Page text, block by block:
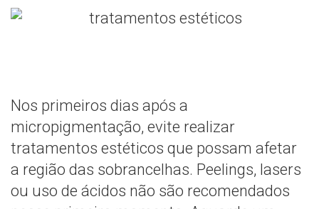
Nos primeiros dias após a
micropigmentação, evite realizar
tratamentos estéticos que possam afetar
a região das sobrancelhas. Peelings, lasers
ou uso de ácidos não são recomendados